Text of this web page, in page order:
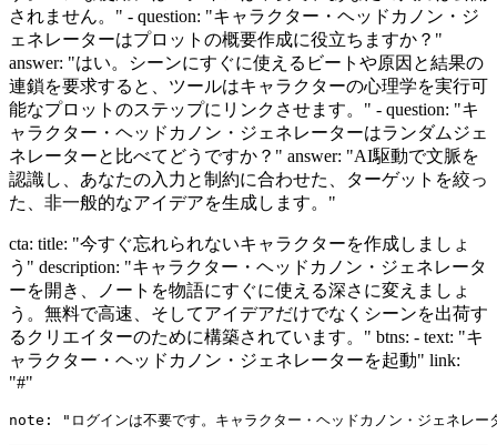
されません。" - question: "キャラクター・ヘッドカノン・ジ
ェネレーターはプロットの概要作成に役立ちますか？"
answer: "はい。シーンにすぐに使えるビートや原因と結果の
連鎖を要求すると、ツールはキャラクターの心理学を実行可
能なプロットのステップにリンクさせます。" - question: "キ
ャラクター・ヘッドカノン・ジェネレーターはランダムジェ
ネレーターと比べてどうですか？" answer: "AI駆動で文脈を
認識し、あなたの入力と制約に合わせた、ターゲットを絞っ
た、非一般的なアイデアを生成します。"
cta: title: "今すぐ忘れられないキャラクターを作成しましょ
う" description: "キャラクター・ヘッドカノン・ジェネレータ
ーを開き、ノートを物語にすぐに使える深さに変えましょ
う。無料で高速、そしてアイデアだけでなくシーンを出荷す
るクリエイターのために構築されています。" btns: - text: "キ
ャラクター・ヘッドカノン・ジェネレーターを起動" link:
"#"